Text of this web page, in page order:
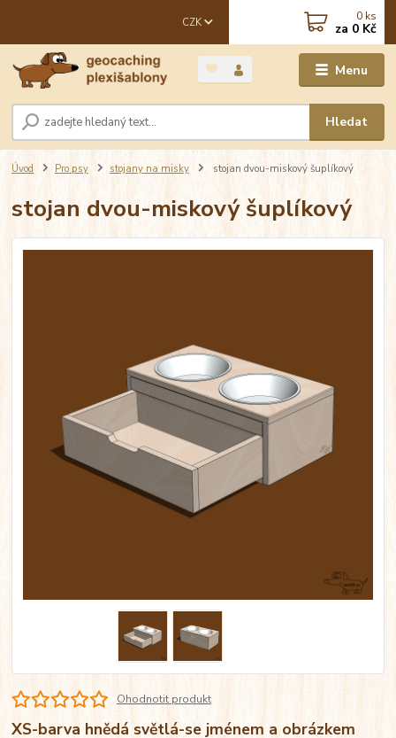
Menu
CZK
Hledat
0 ks
za 0 Kč
Úvod Pro psy stojany na misky stojan dvou-miskový šuplíkový
stojan dvou-miskový šuplíkový
Ohodnotit produkt
XS-barva hnědá světlá-se jménem a obrázkem